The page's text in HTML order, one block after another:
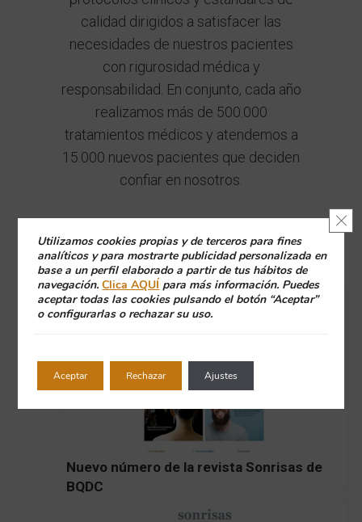
calidad dirigidos a satisfacer las
necesidades de nuestros pacientes
con rigurosidad médica y
responsabilidad. En conjunto, cada año
realizamos más de 500.000
tratamientos médicos y atendemos a
15.000 nuevos pacientes que deciden
confiar en nosotros.
Artículos Relacionados:
Nuevo número de la revista Sonrisas de
BQDC
Utilizamos cookies propias y de terceros para fines
analíticos y para mostrarte publicidad personalizada en
base a un perfil elaborado a partir de tus hábitos de
navegación.Clica AQUÍ para más información. Puedes
aceptar todas las cookies pulsando el botón “Aceptar”
o configurarlas o rechazar su uso.
Aceptar Rechazar Ajustes